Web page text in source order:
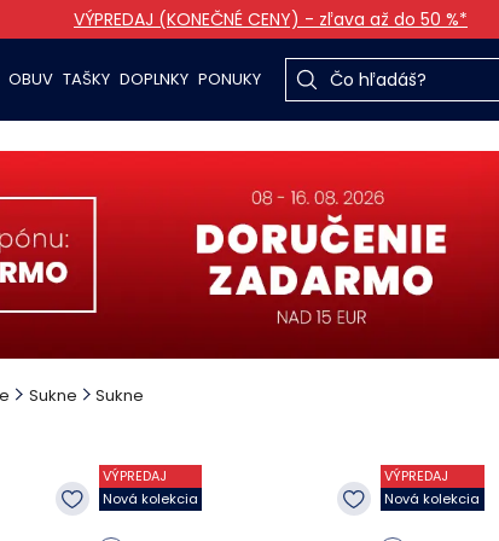
VÝPREDAJ (KONEČNÉ CENY) - zľava až do 50 %*
OBUV TAŠKY DOPLNKY PONUKY
Sukne Sukne
VÝPREDAJ
Nová kolekcia
VÝPREDAJ
Nová kolekcia